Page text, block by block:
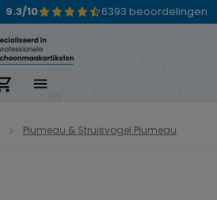
9.3/10 6393 beoordelingen
Plumeau & Struisvogel Plumeau